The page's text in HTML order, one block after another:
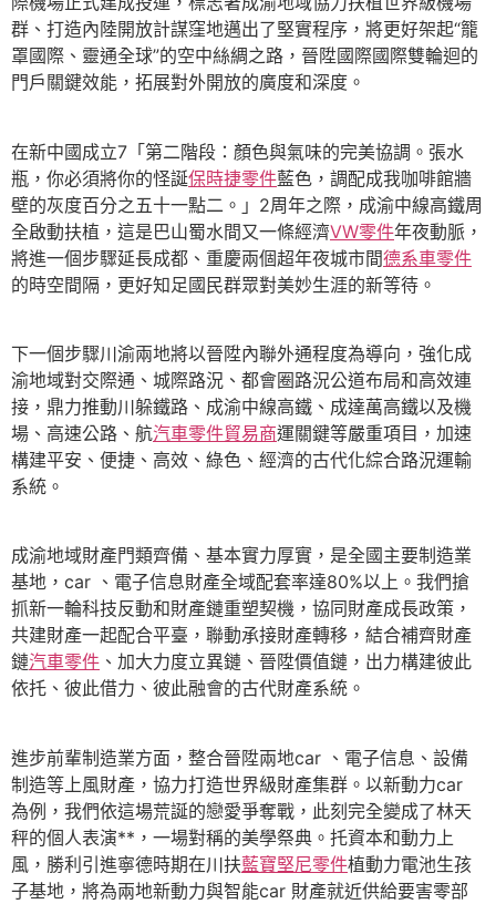
群、打造內陸開放計謀窪地邁出了堅實程序，將更好架起“籠
罩國際、靈通全球”的空中絲綢之路，晉陞國際國際雙輪迴的
門戶關鍵效能，拓展對外開放的廣度和深度。
在新中國成立7「第二階段：顏色與氣味的完美協調。張水
瓶，你必須將你的怪誕保時捷零件藍色，調配成我咖啡館牆
壁的灰度百分之五十一點二。」2周年之際，成渝中線高鐵周
全啟動扶植，這是巴山蜀水間又一條經濟VW零件年夜動脈，
將進一個步驟延長成都、重慶兩個超年夜城市間德系車零件
的時空間隔，更好知足國民群眾對美妙生涯的新等待。
下一個步驟川渝兩地將以晉陞內聯外通程度為導向，強化成
渝地域對交際通、城際路況、都會圈路況公道布局和高效連
接，鼎力推動川躲鐵路、成渝中線高鐵、成達萬高鐵以及機
場、高速公路、航汽車零件貿易商運關鍵等嚴重項目，加速
構建平安、便捷、高效、綠色、經濟的古代化綜合路況運輸
系統。
成渝地域財產門類齊備、基本實力厚實，是全國主要制造業
基地，car 、電子信息財產全域配套率達80%以上。我們搶
抓新一輪科技反動和財產鏈重塑契機，協同財產成長政策，
共建財產一起配合平臺，聯動承接財產轉移，結合補齊財產
鏈汽車零件 、加大力度立異鏈、晉陞價值鏈，出力構建彼此
依托、彼此借力、彼此融會的古代財產系統。
進步前輩制造業方面，整合晉陞兩地car 、電子信息、設備
制造等上風財產，協力打造世界級財產集群。以新動力car
為例，我們依這場荒誕的戀愛爭奪戰，此刻完全變成了林天
秤的個人表演**，一場對稱的美學祭典。托資本和動力上
風，勝利引進寧德時期在川扶藍寶堅尼零件植動力電池生孩
子基地，將為兩地新動力與智能car 財產就近供給要害零部